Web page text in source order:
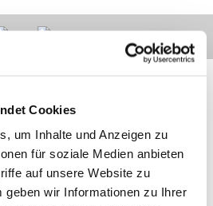
Cookies
um Inhalte und Anzeigen zu
für soziale Medien anbieten
auf unsere Website zu
geben wir Informationen zu Ihrer
Informationen
Impressum
Zahlarten